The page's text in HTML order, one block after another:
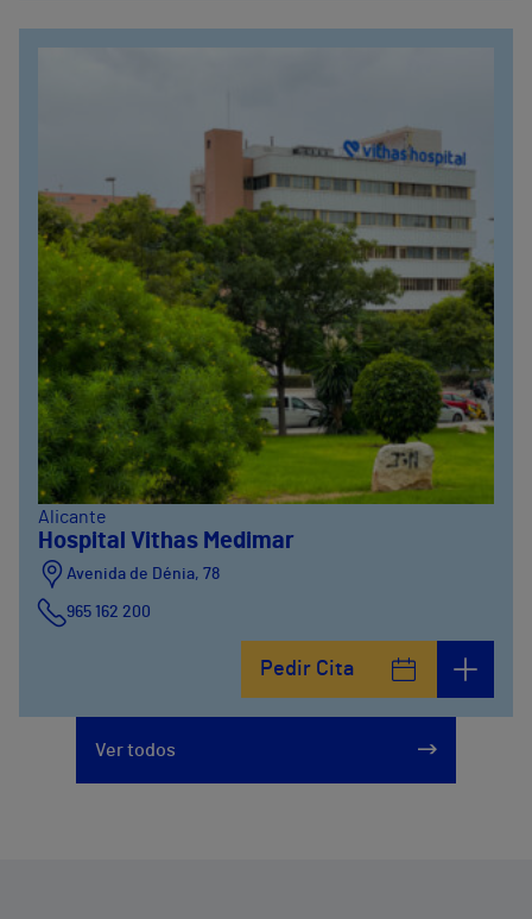
Alicante
Hospital Vithas Medimar
Avenida de Dénia, 78
965 162 200
Pedir Cita
Ver todos